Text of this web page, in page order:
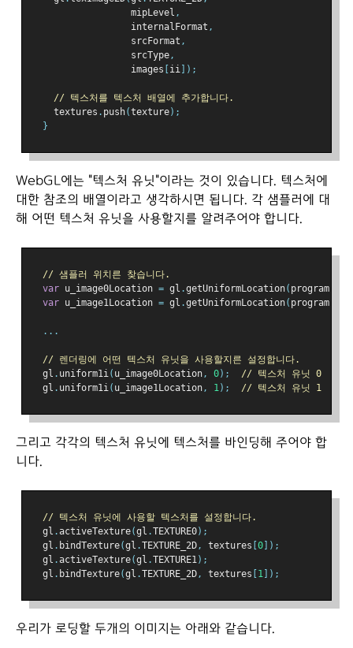
                  mipLevel
,
                  internalFormat
,
                  srcFormat
,
                  srcType
,
                  images
ii ]);
// 텍스처를 텍스처 배열에 추가합니다.
    textures
. push(texture);
}
WebGL에는 "텍스처 유닛"이라는 것이 있습니다. 텍스처에
대한 참조의 배열이라고 생각하시면 됩니다. 각 샘플러에 대
해 어떤 텍스처 유닛을 사용할지를 알려주어야 합니다.
// 샘플러 위치른 찾습니다.
var u_image0Location = gl .getUniformLocation( program
var u_image1Location = gl .getUniformLocation( program
...
// 렌더링에 어떤 텍스처 유닛을 사용할지른 설정합니다.
  gl
. uniform1i( u_image0Location, 0);
// 텍스처 유닛 0
  gl
. uniform1i( u_image1Location, 1); // 텍스처 유닛 1
그리고 각각의 텍스처 유닛에 텍스처를 바인딩해 주어야 합
니다.
// 텍스처 유닛에 사용할 텍스처를 설정합니다.
  gl
.activeTexture(gl .TEXTURE0);
  gl
. bindTexture(gl .TEXTURE_2D, textures 0 ]);
  gl
.activeTexture(gl .TEXTURE1);
  gl
. bindTexture(gl .TEXTURE_2D, textures 1 ]);
우리가 로딩할 두개의 이미지는 아래와 같습니다.